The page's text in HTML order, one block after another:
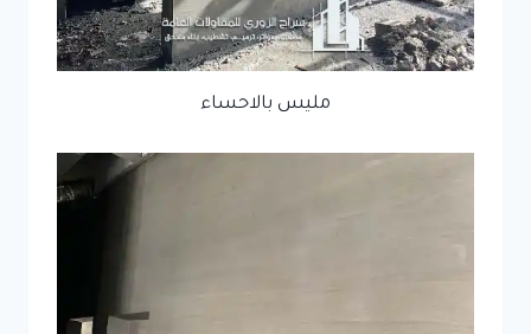
مليس بالاحساء